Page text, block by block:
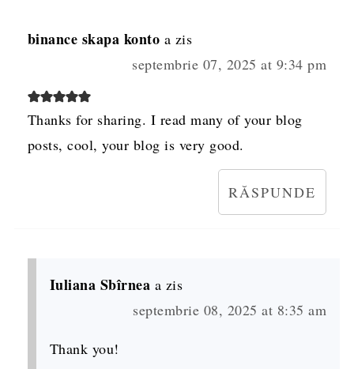
binance skapa konto a zis
septembrie 07, 2025 at 9:34 pm
Thanks for sharing. I read many of your blog
posts, cool, your blog is very good.
RĂSPUNDE
Iuliana Sbîrnea a zis
septembrie 08, 2025 at 8:35 am
Thank you!